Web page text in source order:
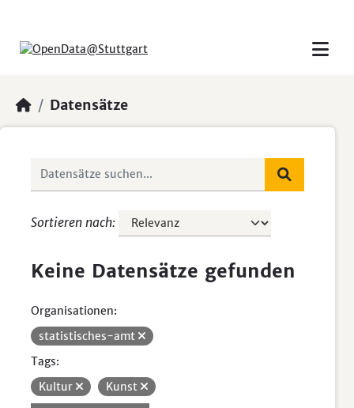
Datensätze
Sortieren nach
Keine Datensätze gefunden
Organisationen:
statistisches-amt
Tags:
Kultur
Kunst